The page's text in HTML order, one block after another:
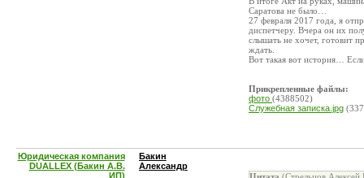
Саратова не было…
27 февраля 2017 года, я
диспетчеру. Вчера он их
слышать не хочет, готовит
ждать.
Вот такая вот история…
Прикрепленные файлы:
фото (4388502)
Служебная записка.jpg
Юридическая компания
DUALLEX (Бакин А.В.
ИП)
Бакин
Александр